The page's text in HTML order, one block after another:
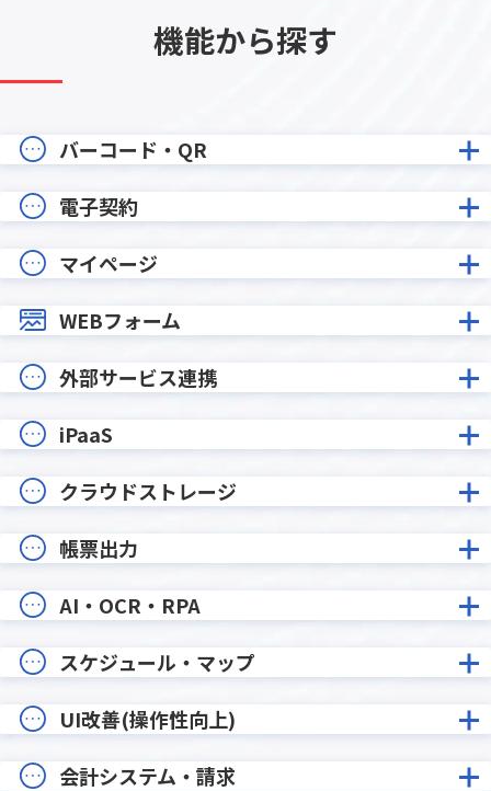
機能から探す
バーコード・QR
電子契約
マイページ
WEBフォーム
外部サービス連携
iPaaS
クラウドストレージ
帳票出力
AI・OCR・RPA
スケジュール・マップ
UI改善(操作性向上)
会計システム・請求